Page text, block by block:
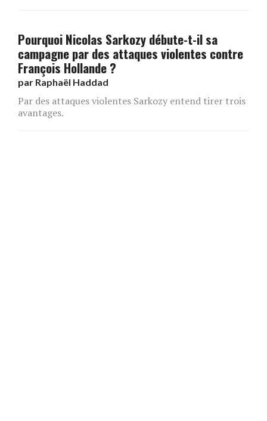
Pourquoi Nicolas Sarkozy débute-t-il sa
campagne par des attaques violentes contre
François Hollande ?
par Raphaël Haddad
Par des attaques violentes Sarkozy entend tirer trois
avantages.